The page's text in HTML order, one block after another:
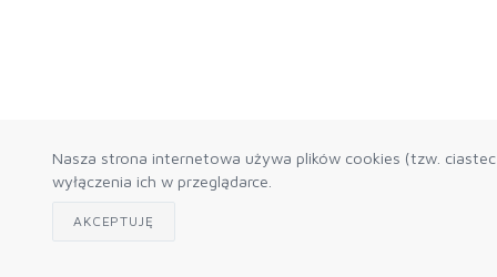
Nasza strona internetowa używa plików cookies (tzw.
wyłączenia ich w przeglądarce.
AKCEPTUJĘ